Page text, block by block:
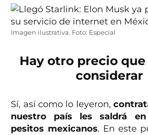
Imagen ilustrativa. Foto: Especial
Hay otro precio
considerar
Sí, así como lo leyeron,
nuestro país les saldrá
pesitos mexicanos. En este